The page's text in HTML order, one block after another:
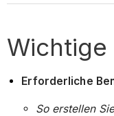
Wichtige
Erforderliche
So erstellen